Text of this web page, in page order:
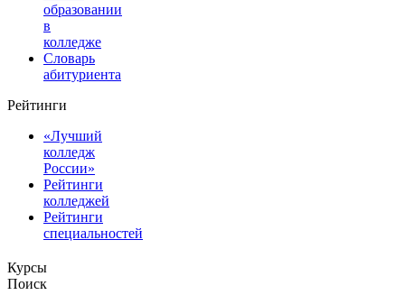
образовании
в
колледже
Словарь
абитуриента
Рейтинги
«Лучший
колледж
России»
Рейтинги
колледжей
Рейтинги
специальностей
Курсы
Поиск